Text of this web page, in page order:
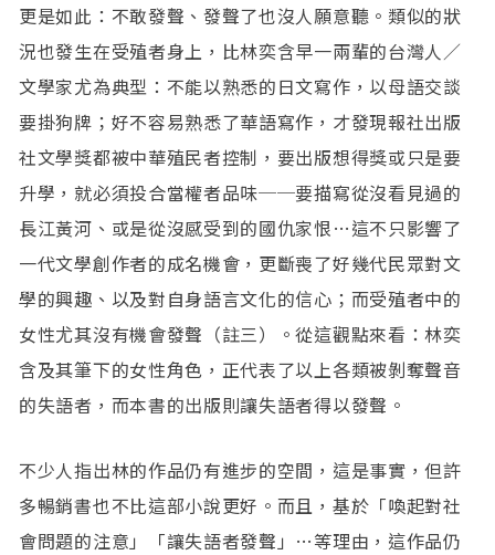
更是如此：不敢發聲、發聲了也沒人願意聽。類似的狀
況也發生在受殖者身上，比林奕含早一兩輩的台灣人／
文學家尤為典型：不能以熟悉的日文寫作，以母語交談
要掛狗牌；好不容易熟悉了華語寫作，才發現報社出版
社文學獎都被中華殖民者控制，要出版想得獎或只是要
升學，就必須投合當權者品味──要描寫從沒看見過的
長江黃河、或是從沒感受到的國仇家恨…這不只影響了
一代文學創作者的成名機會，更斷喪了好幾代民眾對文
學的興趣、以及對自身語言文化的信心；而受殖者中的
女性尤其沒有機會發聲（註三）。從這觀點來看：林奕
含及其筆下的女性角色，正代表了以上各類被剝奪聲音
的失語者，而本書的出版則讓失語者得以發聲。
不少人指出林的作品仍有進步的空間，這是事實，但許
多暢銷書也不比這部小說更好。而且，基於「喚起對社
會問題的注意」「讓失語者發聲」…等理由，這作品仍